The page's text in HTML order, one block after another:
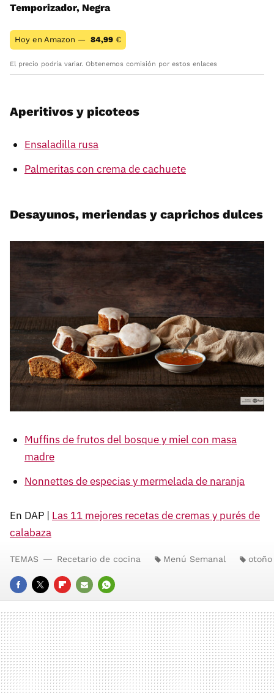
Temporizador, Negra
Hoy en Amazon — 84,99 €
El precio podría variar. Obtenemos comisión por estos enlaces
Aperitivos y picoteos
Ensaladilla rusa
Palmeritas con crema de cachuete
Desayunos, meriendas y caprichos dulces
Muffins de frutos del bosque y miel con masa
madre
Nonnettes de especias y mermelada de naranja
En DAP | Las 11 mejores recetas de cremas y purés de
calabaza
FACEBOOK
TWITTERFLIPBOARD
E-
MAIL
WHATSAPP
TEMAS Recetario de cocina Menú Semanal otoño